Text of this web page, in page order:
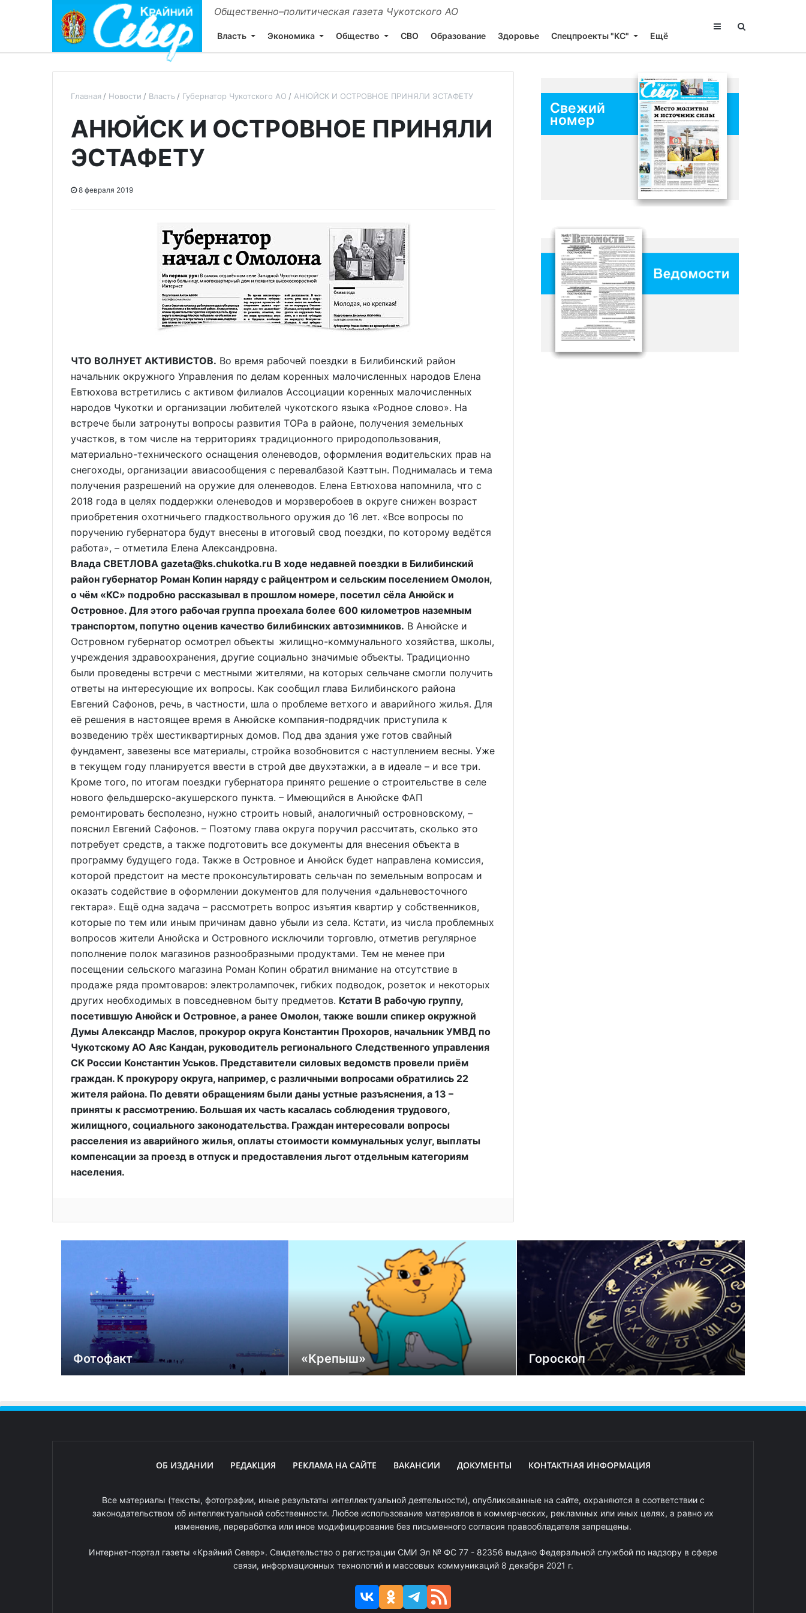
Общественно–политическая газета Чукотского АО
Власть Экономика Общество СВО Образование Здоровье Спецпроекты "КС" Ещё
Главная Новости Власть Губернатор Чукотского АО АНЮЙСК И ОСТРОВНОЕ ПРИНЯЛИ ЭСТАФЕТУ
АНЮЙСК И ОСТРОВНОЕ ПРИНЯЛИ
ЭСТАФЕТУ
8 февраля 2019
ЧТО ВОЛНУЕТ АКТИВИСТОВ. Во время рабочей поездки в Билибинский район
начальник окружного Управления по делам коренных малочисленных народов Елена
Евтюхова встретились с активом филиалов Ассоциации коренных малочисленных
народов Чукотки и организации любителей чукотского языка «Родное слово». На
встрече были затронуты вопросы развития ТОРа в районе, получения земельных
участков, в том числе на территориях традиционного природопользования,
материально-технического оснащения оленеводов, оформления водительских прав на
снегоходы, организации авиасообщения с перевалбазой Каэттын. Поднималась и тема
получения разрешений на оружие для оленеводов. Елена Евтюхова напомнила, что с
2018 года в целях поддержки оленеводов и морзверобоев в округе снижен возраст
приобретения охотничьего гладкоствольного оружия до 16 лет. «Все вопросы по
поручению губернатора будут внесены в итоговый свод поездки, по которому ведётся
работа», – отметила Елена Александровна.
Влада СВЕТЛОВА gazeta@ks.chukotka.ru В ходе недавней поездки в Билибинский
район губернатор Роман Копин наряду с райцентром и сельским поселением Омолон,
о чём «КС» подробно рассказывал в прошлом номере, посетил сёла Анюйск и
Островное. Для этого рабочая группа проехала более 600 километров наземным
транспортом, попутно оценив качество билибинских автозимников. В Анюйске и
Островном губернатор осмотрел объекты жилищно-коммунального хозяйства, школы,
учреждения здравоохранения, другие социально значимые объекты. Традиционно
были проведены встречи с местными жителями, на которых сельчане смогли получить
ответы на интересующие их вопросы. Как сообщил глава Билибинского района
Евгений Сафонов, речь, в частности, шла о проблеме ветхого и аварийного жилья. Для
её решения в настоящее время в Анюйске компания-подрядчик приступила к
возведению трёх шестиквартирных домов. Под два здания уже готов свайный
фундамент, завезены все материалы, стройка возобновится с наступлением весны. Уже
в текущем году планируется ввести в строй две двухэтажки, а в идеале – и все три.
Кроме того, по итогам поездки губернатора принято решение о строительстве в селе
нового фельдшерско-акушерского пункта. – Имеющийся в Анюйске ФАП
ремонтировать бесполезно, нужно строить новый, аналогичный островновскому, –
пояснил Евгений Сафонов. – Поэтому глава округа поручил рассчитать, сколько это
потребует средств, а также подготовить все документы для внесения объекта в
программу будущего года. Также в Островное и Анюйск будет направлена комиссия,
которой предстоит на месте проконсультировать сельчан по земельным вопросам и
оказать содействие в оформлении документов для получения «дальневосточного
гектара». Ещё одна задача – рассмотреть вопрос изъятия квартир у собственников,
которые по тем или иным причинам давно убыли из села. Кстати, из числа проблемных
вопросов жители Анюйска и Островного исключили торговлю, отметив регулярное
пополнение полок магазинов разнообразными продуктами. Тем не менее при
посещении сельского магазина Роман Копин обратил внимание на отсутствие в
продаже ряда промтоваров: электролампочек, гибких подводок, розеток и некоторых
других необходимых в повседневном быту предметов. Кстати В рабочую группу,
посетившую Анюйск и Островное, а ранее Омолон, также вошли спикер окружной
Думы Александр Маслов, прокурор округа Константин Прохоров, начальник УМВД по
Чукотскому АО Аяс Кандан, руководитель регионального Следственного управления
СК России Константин Уськов. Представители силовых ведомств провели приём
граждан. К прокурору округа, например, с различными вопросами обратились 22
жителя района. По девяти обращениям были даны устные разъяснения, а 13 –
приняты к рассмотрению. Большая их часть касалась соблюдения трудового,
жилищного, социального законодательства. Граждан интересовали вопросы
расселения из аварийного жилья, оплаты стоимости коммунальных услуг, выплаты
компенсации за проезд в отпуск и предоставления льгот отдельным категориям
населения.
Свежий
номер
Фотофакт «Крепыш» Гороскоп
ОБ ИЗДАНИИ РЕДАКЦИЯ РЕКЛАМА НА САЙТЕ ВАКАНСИИ ДОКУМЕНТЫ КОНТАКТНАЯ ИНФОРМАЦИЯ
Все материалы (тексты, фотографии, иные результаты интеллектуальной деятельности), опубликованные на сайте, охраняются в соответствии с
законодательством об интеллектуальной собственности. Любое использование материалов в коммерческих, рекламных или иных целях, а равно их
изменение, переработка или иное модифицирование без письменного согласия правообладателя запрещены.
Интернет-портал газеты «Крайний Север». Свидетельство о регистрации СМИ Эл № ФС 77 - 82356 выдано Федеральной службой по надзору в сфере
связи, информационных технологий и массовых коммуникаций 8 декабря 2021 г.